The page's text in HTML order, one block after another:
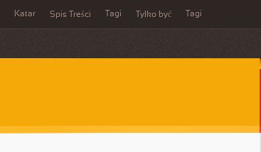
Katar Spis Treści Tagi Tylko być Tagi